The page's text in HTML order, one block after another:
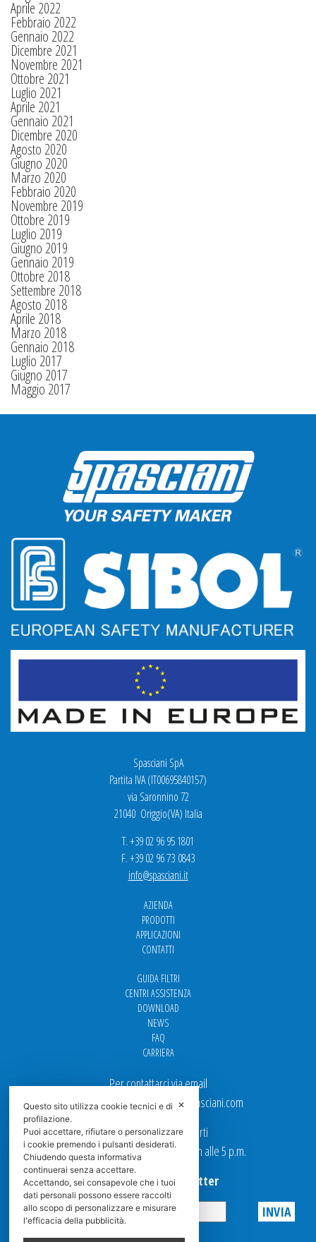
Aprile 2022
Febbraio 2022
Gennaio 2022
Dicembre 2021
Novembre 2021
Ottobre 2021
Luglio 2021
Aprile 2021
Gennaio 2021
Dicembre 2020
Agosto 2020
Giugno 2020
Marzo 2020
Febbraio 2020
Novembre 2019
Ottobre 2019
Luglio 2019
Giugno 2019
Gennaio 2019
Ottobre 2018
Settembre 2018
Agosto 2018
Aprile 2018
Marzo 2018
Gennaio 2018
Luglio 2017
Giugno 2017
Maggio 2017
Spasciani SpA
Partita IVA (IT00695840157)
via Saronnino 72
21040 Origgio(VA) Italia
T. +39 02 96 95 1801
F. +39 02 96 73 0843
info@spasciani.it
AZIENDA
PRODOTTI
APPLICAZIONI
CONTATTI
GUIDA FILTRI
CENTRI ASSISTENZA
DOWNLOAD
NEWS
FAQ
CARRIERA
Per contattarci via email
Ufficio Vendite: italy.sales@spasciani.com
I nostri uffici sono aperti
dal Lunedi al Venerdi dalle 9 a.m alle 5 p.m.
Iscriviti alla Newsletter
Privacy
✕
Questo sito utilizza cookie tecnici e di
profilazione.
Puoi accettare, rifiutare o personalizzare
i cookie premendo i pulsanti desiderati.
Chiudendo questa informativa
continuerai senza accettare.
Accettando, sei consapevole che i tuoi
dati personali possono essere raccolti
allo scopo di personalizzare e misurare
l'efficacia della pubblicità.